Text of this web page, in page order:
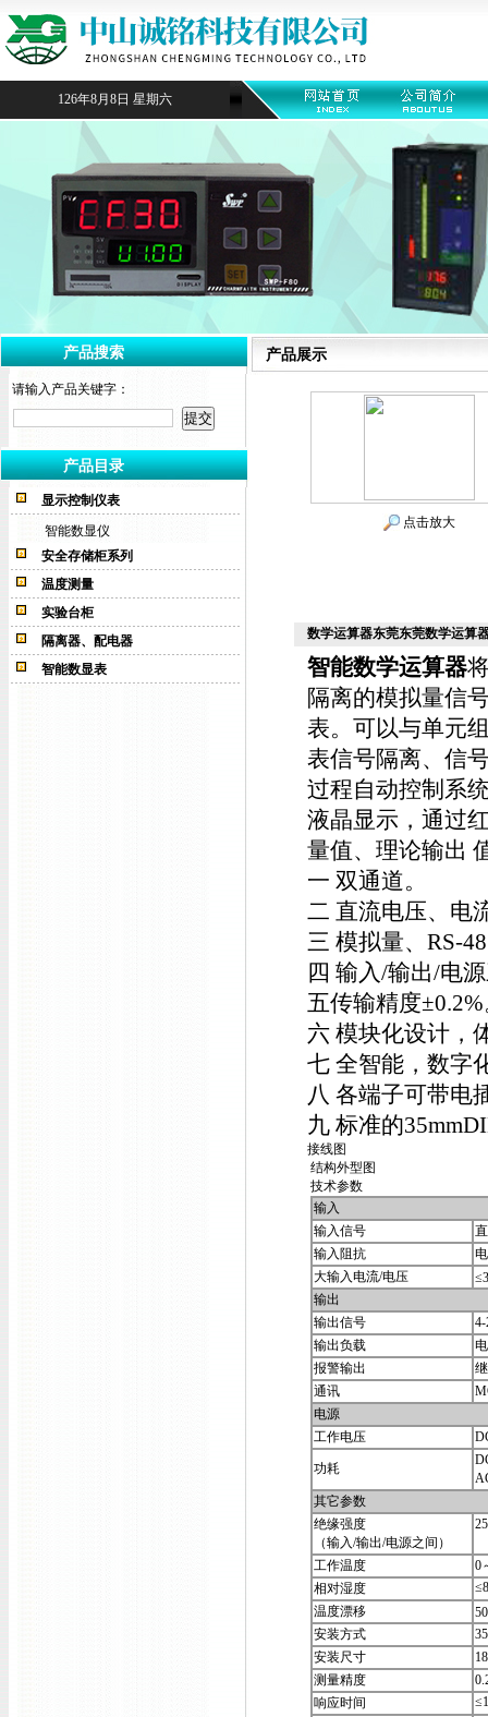
126年8月8日 星期六
产品搜索
请输入产品关键字：
产品目录
显示控制仪表
智能数显仪
安全存储柜系列
温度测量
实验台柜
隔离器、配电器
智能数显表
产品展示
点击放大
数学运算器东莞东莞数学运算
智能数学运算器
隔离的模拟量信
表。可以与单元
表信号隔离、信
过程自动控制系
液晶显示，通过
量值、理论输出
一 双通道。
二 直流电压、电
三 模拟量、RS-
四 输入/输出/电
五传输精度
六 模块化设计，
七 全智能，数字
八 各端子可带电
九 标准的
接线图
结构外型图
技术参数
输入
输入信号
输入阻抗
大输入电流/电压
输出
输出信号
输出负载
报警输出
通讯
电源
工作电压
功耗
其它参数
绝缘强度
（输入/输出/电源之间）
工作温度
0
相对湿度
温度漂移
安装方式
安装尺寸
测量精度
响应时间